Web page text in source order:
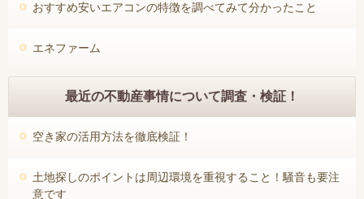
おすすめ安いエアコンの特徴を調べてみて分かったこと
エネファーム
最近の不動産事情について調査・検証！
空き家の活用方法を徹底検証！
土地探しのポイントは周辺環境を重視すること！騒音も要注
意です